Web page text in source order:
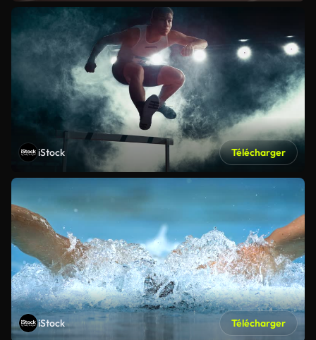
iStock Télécharger
iStock Télécharger